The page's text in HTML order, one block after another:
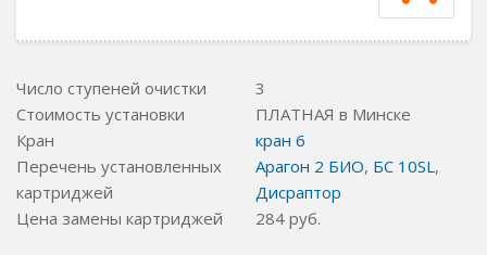
Число ступеней очистки
3
Стоимость установки
ПЛАТНАЯ в Минске
Кран
кран 6
Перечень установленных
картриджей
Арагон 2 БИО, БС 10SL,
Дисраптор
Цена замены картриджей
284 руб.